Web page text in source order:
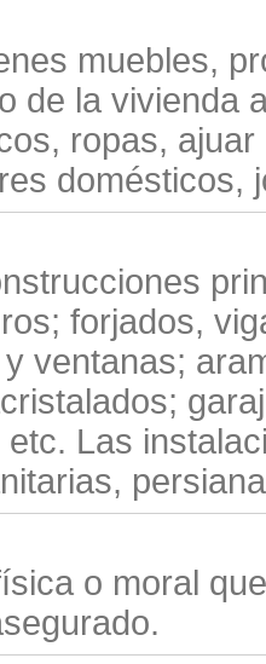
muebles,
de la vivienda
ropas,
domésticos,
forjados,
ventanas;
Las
o moral